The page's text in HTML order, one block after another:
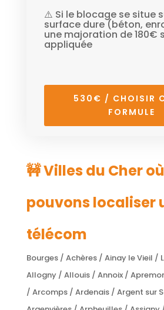
⚠️ Si le blocage se situe
surface dure (béton,
une majoration de 180€
appliquée
530€ / CHOISIR
FORMULE
🚧 Villes du Cher
pouvons localiser
télécom
Bourges / Achères / Ainay le Vieil /
Allogny / Allouis / Annoix /
/ Arcomps / Ardenais / Argent sur